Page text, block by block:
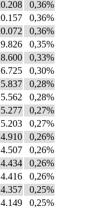
0,36%
0,36%
0,36%
0,35%
0,33%
0,30%
0,28%
0,28%
0,27%
0,27%
0,26%
0,26%
0,26%
0,26%
0,25%
0,25%